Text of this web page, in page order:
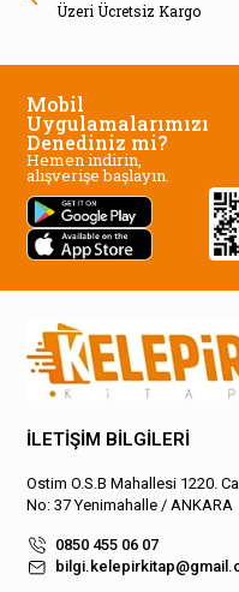
Üzeri Ücretsiz Kargo
Mobil
Uygulamalarımızı
Denediniz mi?
Hemen indirin,
alışverişe başlayın.
İLETİŞİM BİLGİLERİ
Ostim O.S.B Mahallesi 1220.
No: 37 Yenimahalle / ANKARA
0850 455 06 07